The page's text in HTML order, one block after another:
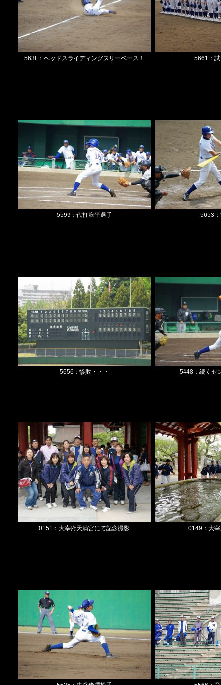
5638：ヘッドスライディングスリーベース！ 5661：
5599：代打浪平選手 5653：
5656：惨敗・・・ 5448：続くセ
0151：大宰府天満宮にて記念撮影 0149：大